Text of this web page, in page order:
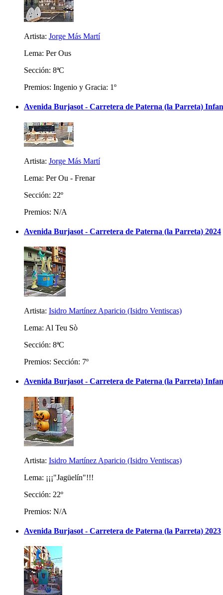
Artista: Jorge Más Martí
Lema: Per Ous
Sección: 8ªC
Premios: Ingenio y Gracia: 1º
Avenida Burjasot - Carretera de Paterna (la Parreta)
Artista: Jorge Más Martí
Lema: Per Ou - Frenar
Sección: 22º
Premios: N/A
Avenida Burjasot - Carretera de Paterna (la Parreta) 2024
Artista: Isidro Martínez Aparicio (Isidro Ventiscas)
Lema: Al Teu Sò
Sección: 8ªC
Premios: Sección: 7º
Avenida Burjasot - Carretera de Paterna (la Parreta)
Artista: Isidro Martínez Aparicio (Isidro Ventiscas)
Lema: ¡¡¡"Jagüelín"!!!
Sección: 22º
Premios: N/A
Avenida Burjasot - Carretera de Paterna (la Parreta) 2023